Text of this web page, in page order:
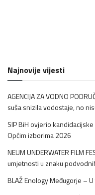
Najnovije vijesti
AGENCIJA ZA VODNO
suša snizila vodostaje, no
SIP BiH ovjerio
Općim izborima 2026
NEUM UNDERWATER FILM
umjetnosti u znaku
BLAŽ Enology Međugorje –